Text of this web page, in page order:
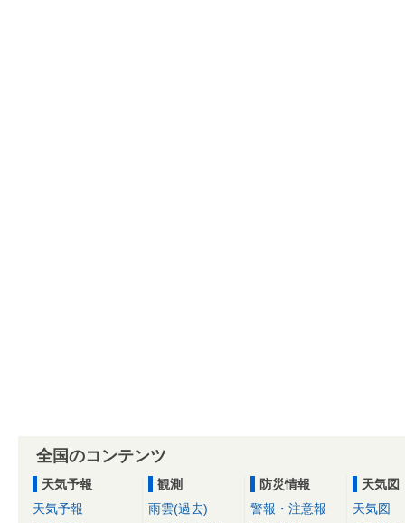
全国のコンテンツ
天気予報
天気予報
観測
雨雲(過去)
防災情報
警報・注意報
天気図
天気図